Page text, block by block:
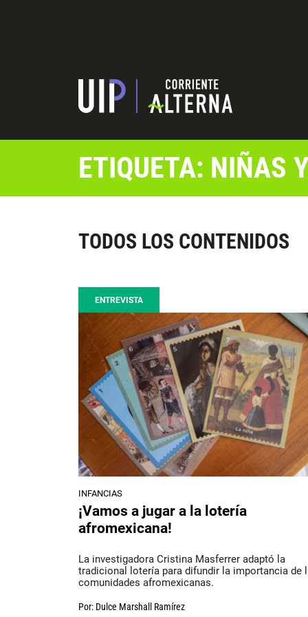
ETIQUETA: NIÑAS
TODOS LOS CONTENIDOS
ENTREVISTA
INFANCIAS
¡Vamos a jugar a la lotería
afromexicana!
La investigadora Cristina Masferrer adaptó la
tradicional lotería para difundir la importancia de
comunidades afromexicanas.
Por: Dulce Marshall Ramírez